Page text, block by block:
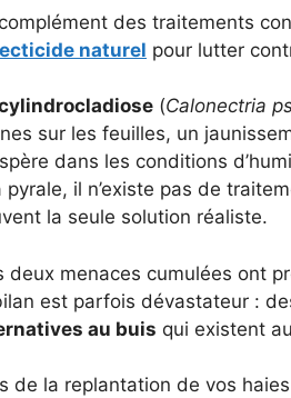
des traitements
naturel pour lutter
(Calonectria
sur les feuilles, un
dans les conditions
pyrale, il n’existe pas de
la seule solution réaliste.
deux menaces cumulées ont
est parfois dévastateur :
au buis qui existent
de la replantation de vos